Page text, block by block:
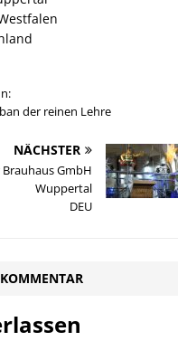
der reinen Lehre
NÄCHSTER
GmbH
Wuppertal
DEU